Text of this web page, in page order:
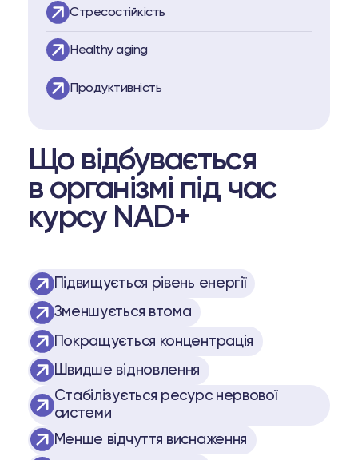
Telegram
Стресостійкість
Healthy aging
Продуктивність
Що відбувається
в організмі під час
курсу NAD+
Підвищується рівень енергії
Зменшується втома
Покращується концентрація
Швидше відновлення
Стабілізується ресурс нервової
системи
Менше відчуття виснаження